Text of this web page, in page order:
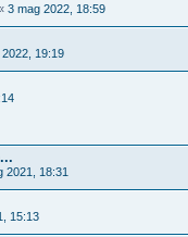
3 mag 2022, 18:59
19:19
2021, 18:31
15:13